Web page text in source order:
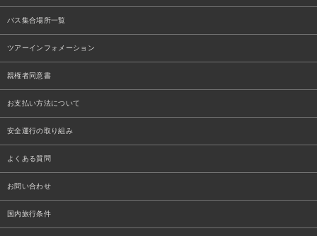
バス集合場所一覧
ツアーインフォメーション
親権者同意書
お支払い方法について
安全運行の取り組み
よくある質問
お問い合わせ
国内旅行条件